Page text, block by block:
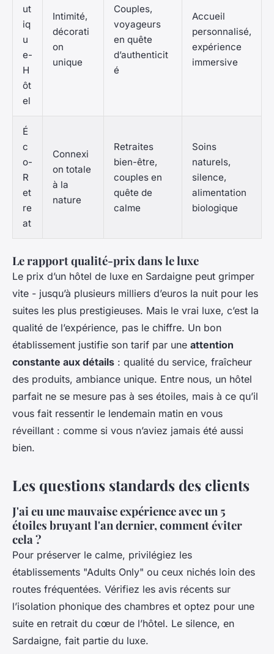
ut
iq
u
e-
H
ôt
el
Intimité,
décorati
on
unique
Couples,
voyageurs
en quête
d’authenticit
é
Accueil
personnalisé,
expérience
immersive
É
c
o-
R
et
re
at
Connexi
on totale
à la
nature
Retraites
bien-être,
couples en
quête de
calme
Soins
naturels,
silence,
alimentation
biologique
Le rapport qualité-prix dans le luxe
Le prix d’un hôtel de luxe en Sardaigne peut grimper
vite - jusqu’à plusieurs milliers d’euros la nuit pour les
suites les plus prestigieuses. Mais le vrai luxe, c’est la
qualité de l’expérience, pas le chiffre. Un bon
établissement justifie son tarif par une attention
constante aux détails : qualité du service, fraîcheur
des produits, ambiance unique. Entre nous, un hôtel
parfait ne se mesure pas à ses étoiles, mais à ce qu’il
vous fait ressentir le lendemain matin en vous
réveillant : comme si vous n’aviez jamais été aussi
bien.
Les questions standards des clients
J'ai eu une mauvaise expérience avec un 5
étoiles bruyant l'an dernier, comment éviter
cela ?
Pour préserver le calme, privilégiez les
établissements "Adults Only" ou ceux nichés loin des
routes fréquentées. Vérifiez les avis récents sur
l’isolation phonique des chambres et optez pour une
suite en retrait du cœur de l’hôtel. Le silence, en
Sardaigne, fait partie du luxe.